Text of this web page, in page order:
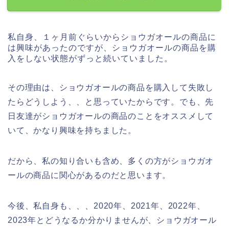
私自身、１ヶ月前ぐらいからショウガオールの商品に
は興味があったのですが、ショウガオールの商品を購
入をしない状態がずっと続いていました。
その理由は、ショウガオールの商品を購入して失敗し
たらどうしよう、、と思っていたからです。でも、先
日友達がショウガオールの商品のことをオススメして
いて、かなり興味を持ちました。
だから、私の知り合いも含め、多くの方がショウガオ
ールの商品に関心があるのだと思います。
今後、私自身も、、、2020年、2021年、2022年、
2023年とどうなるか分かりませんが、ショウガオール